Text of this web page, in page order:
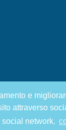
e
attraverso
network.